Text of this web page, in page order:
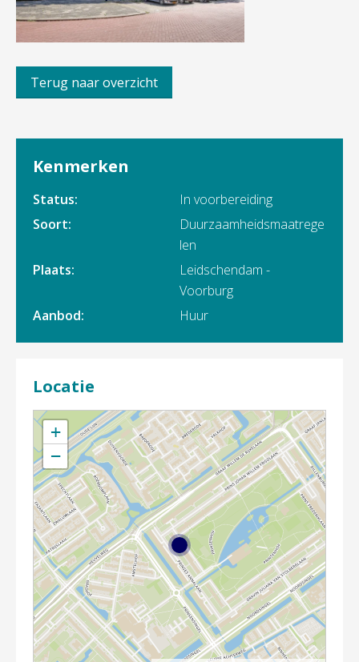
Terug naar overzicht
Kenmerken
Status:
In voorbereiding
Soort:
Duurzaamheidsmaatrege
len
Plaats:
Leidschendam -
Voorburg
Aanbod:
Huur
Locatie
+
−